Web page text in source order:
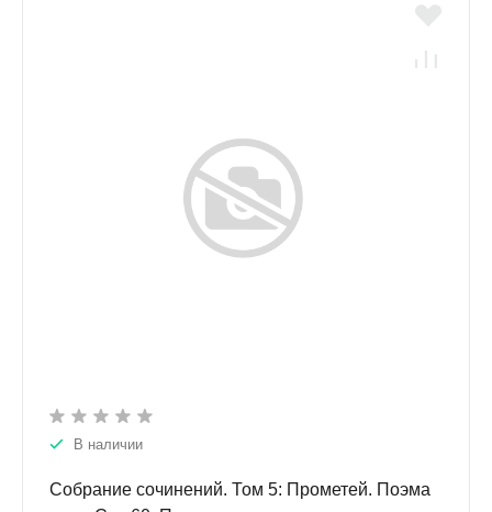
В наличии
Собрание сочинений. Том 5: Прометей. Поэма